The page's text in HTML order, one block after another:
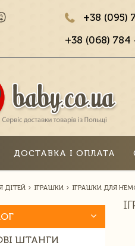
+38 (095)
+38 (068) 784
ДОСТАВКА І ОПЛАТА
ДІТЕЙ ІГРАШКИ ІГРАШКИ ДЛЯ
ШТАНГИ